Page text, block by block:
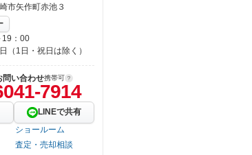
市矢作町赤池３
19：00
（1日・祝日は除く）
問い合わせ携帯可
7914
LINEで共有
ショールーム
査定・売却相談